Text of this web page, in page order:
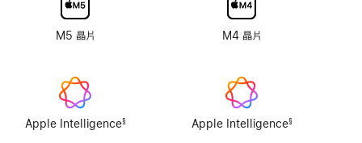
M5 晶片
Apple Intelligence§
理
示
璃
選
項
M4 晶片
Apple Intelligence§